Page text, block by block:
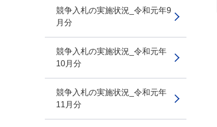
競争入札の実施状況_令和元年9
月分
競争入札の実施状況_令和元年
10月分
競争入札の実施状況_令和元年
11月分